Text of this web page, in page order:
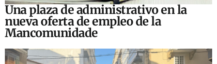
Una plaza de administrativo en la
nueva oferta de empleo de la
Mancomunidade